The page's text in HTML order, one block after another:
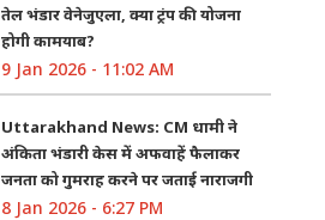
तेल भंडार वेनेजुएला, क्या ट्रंप की योजना
होगी कामयाब?
9 Jan 2026 - 11:02 AM
Uttarakhand News: CM धामी ने
अंकिता भंडारी केस में अफवाहें फैलाकर
जनता को गुमराह करने पर जताई नाराजगी
8 Jan 2026 - 6:27 PM